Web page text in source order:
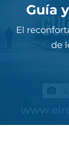
Guía
El
de